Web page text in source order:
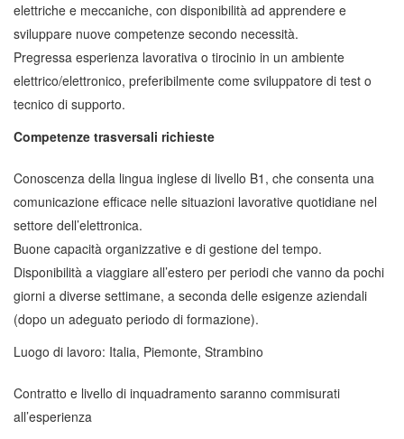
elettriche e meccaniche, con disponibilità ad apprendere e
sviluppare nuove competenze secondo necessità.
Pregressa esperienza lavorativa o tirocinio in un ambiente
elettrico/elettronico, preferibilmente come sviluppatore di test o
tecnico di supporto.
Competenze trasversali richieste
Conoscenza della lingua inglese di livello B1, che consenta una
comunicazione efficace nelle situazioni lavorative quotidiane nel
settore dell’elettronica.
Buone capacità organizzative e di gestione del tempo.
Disponibilità a viaggiare all’estero per periodi che vanno da pochi
giorni a diverse settimane, a seconda delle esigenze aziendali
(dopo un adeguato periodo di formazione).
Luogo di lavoro: Italia, Piemonte, Strambino
Contratto e livello di inquadramento saranno commisurati
all’esperienza